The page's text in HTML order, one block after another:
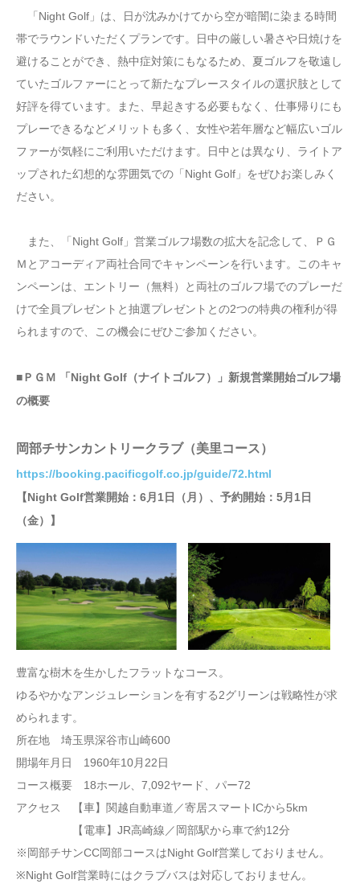
「Night Golf」は、日が沈みかけてから空が暗闇に染まる時間
帯でラウンドいただくプランです。日中の厳しい暑さや日焼けを
避けることができ、熱中症対策にもなるため、夏ゴルフを敬遠し
ていたゴルファーにとって新たなプレースタイルの選択肢として
好評を得ています。また、早起きする必要もなく、仕事帰りにも
プレーできるなどメリットも多く、女性や若年層など幅広いゴル
ファーが気軽にご利用いただけます。日中とは異なり、ライトア
ップされた幻想的な雰囲気での「Night Golf」をぜひお楽しみく
ださい。
また、「Night Golf」営業ゴルフ場数の拡大を記念して、ＰＧ
Ｍとアコーディア両社合同でキャンペーンを行います。このキャ
ンペーンは、エントリー（無料）と両社のゴルフ場でのプレーだ
けで全員プレゼントと抽選プレゼントとの2つの特典の権利が得
られますので、この機会にぜひご参加ください。
■ＰＧＭ 「Night Golf（ナイトゴルフ）」新規営業開始ゴルフ場
の概要
岡部チサンカントリークラブ（美里コース）
https://booking.pacificgolf.co.jp/guide/72.html
【Night Golf営業開始：6月1日（月）、予約開始：5月1日
（金）】
豊富な樹木を生かしたフラットなコース。
ゆるやかなアンジュレーションを有する2グリーンは戦略性が求
められます。
所在地 埼玉県深谷市山崎600
開場年月日 1960年10月22日
コース概要 18ホール、7,092ヤード、パー72
アクセス 【車】関越自動車道／寄居スマートICから5km
【電車】JR高崎線／岡部駅から車で約12分
※岡部チサンCC岡部コースはNight Golf営業しておりません。
※Night Golf営業時にはクラブバスは対応しておりません。